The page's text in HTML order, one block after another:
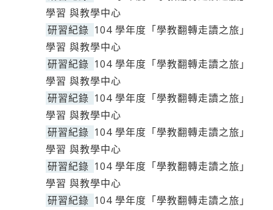
學習 與教學中心
研習紀錄 104 學年度「學教翻轉走讀之旅」
學習 與教學中心
研習紀錄 104 學年度「學教翻轉走讀之旅」
學習 與教學中心
研習紀錄 104 學年度「學教翻轉走讀之旅」
學習 與教學中心
研習紀錄 104 學年度「學教翻轉走讀之旅」
學習 與教學中心
研習紀錄 104 學年度「學教翻轉走讀之旅」
學習 與教學中心
研習紀錄 104 學年度「學教翻轉走讀之旅」